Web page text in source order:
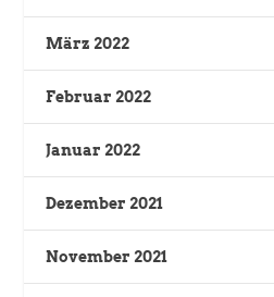
März 2022
Februar 2022
Januar 2022
Dezember 2021
November 2021